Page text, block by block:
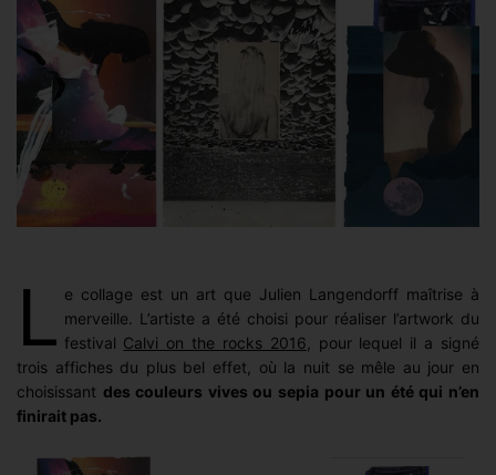
L e collage est un art que Julien Langendorff maîtrise à
merveille. L’artiste a été choisi pour réaliser l’artwork du
festival Calvi on the rocks 2016 , pour lequel il a signé
trois affiches du plus bel effet, où la nuit se mêle au jour en
choisissant des couleurs vives ou sepia pour un été qui n’en
finirait pas.